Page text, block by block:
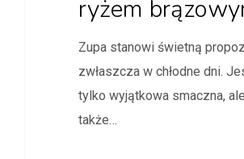
ryżem
Zupa stanowi świetną
zwłaszcza w chłodne dni.
tylko wyjątkowa smaczna, ale
także…